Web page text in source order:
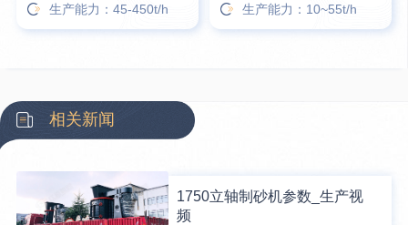
生产能力：45-450t/h
生产能力：10~55t/h
相关新闻
1750立轴制砂机参数_生产视
频